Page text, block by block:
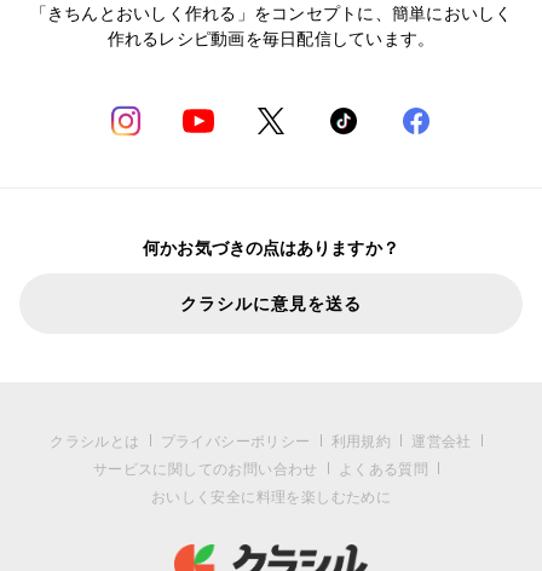
「きちんとおいしく作れる」をコンセプトに、簡単においしく
作れるレシピ動画を毎日配信しています。
何かお気づきの点はありますか？
クラシルに意見を送る
クラシルとは プライバシーポリシー 利用規約
運営会社
サービスに関してのお問い合わせ
よくある質問
おいしく安全に料理を楽しむために